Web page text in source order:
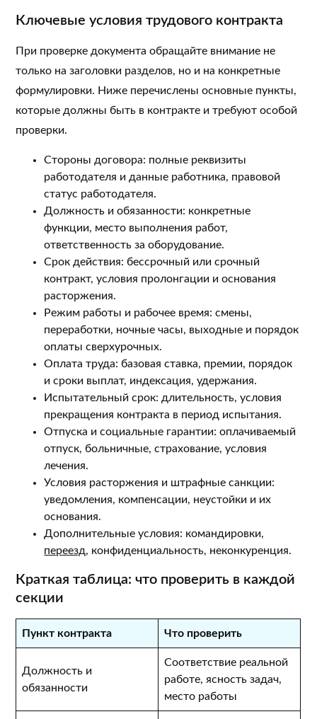
Ключевые условия трудового контракта
При проверке документа обращайте внимание не
только на заголовки разделов, но и на конкретные
формулировки. Ниже перечислены основные пункты,
которые должны быть в контракте и требуют особой
проверки.
Стороны договора: полные реквизиты
работодателя и данные работника, правовой
статус работодателя.
Должность и обязанности: конкретные
функции, место выполнения работ,
ответственность за оборудование.
Срок действия: бессрочный или срочный
контракт, условия пролонгации и основания
расторжения.
Режим работы и рабочее время: смены,
переработки, ночные часы, выходные и порядок
оплаты сверхурочных.
Оплата труда: базовая ставка, премии, порядок
и сроки выплат, индексация, удержания.
Испытательный срок: длительность, условия
прекращения контракта в период испытания.
Отпуска и социальные гарантии: оплачиваемый
отпуск, больничные, страхование, условия
лечения.
Условия расторжения и штрафные санкции:
уведомления, компенсации, неустойки и их
основания.
Дополнительные условия: командировки,
переезд, конфиденциальность, неконкуренция.
Краткая таблица: что проверить в каждой
секции
Пункт контракта Что проверить
Должность и
обязанности
Соответствие реальной
работе, ясность задач,
место работы